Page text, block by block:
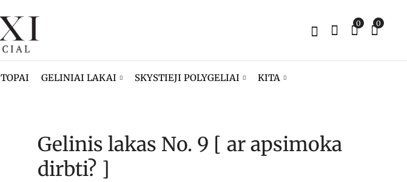
0 0
TOPAI GELINIAI LAKAI SKYSTIEJI POLYGELIAI KITA
Gelinis lakas No. 1 [
tik ne žalią ]
FIBER BAZĖ [
ERROR] 13 ml
Gelinis lakas No. 9 [ ar apsimoka
dirbti? ]